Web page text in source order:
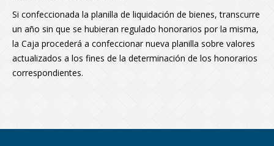
Si confeccionada la planilla de liquidación de bienes, transcurre
un año sin que se hubieran regulado honorarios por la misma,
la Caja procederá a confeccionar nueva planilla sobre valores
actualizados a los fines de la determinación de los honorarios
correspondientes.